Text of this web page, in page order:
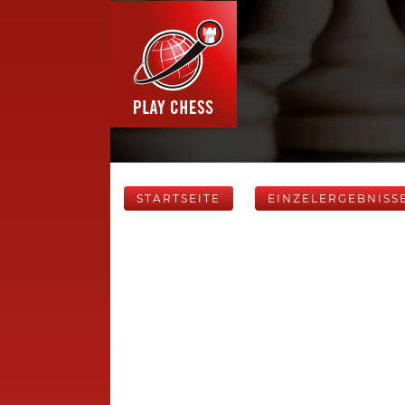
STARTSEITE